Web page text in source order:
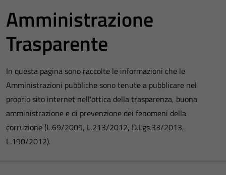
Amministrazione
Trasparente
In questa pagina sono raccolte le informazioni che le
Amministrazioni pubbliche sono tenute a pubblicare nel
proprio sito internet nell’ottica della trasparenza, buona
amministrazione e di prevenzione dei fenomeni della
corruzione (L.69/2009, L.213/2012, D.Lgs.33/2013,
L.190/2012).